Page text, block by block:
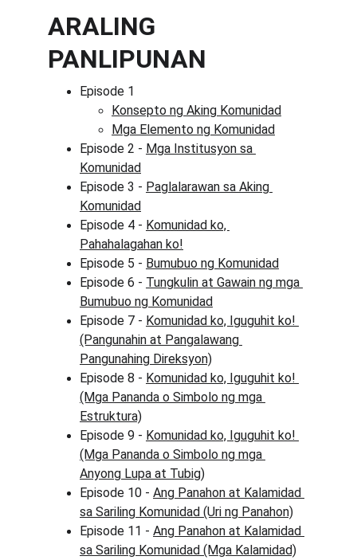
ARALING
PANLIPUNAN
Episode 1
Konsepto ng Aking Komunidad
Mga Elemento ng Komunidad
Episode 2 - Mga Institusyon sa
Komunidad
Episode 3 - Paglalarawan sa Aking
Komunidad
Episode 4 - Komunidad ko,
Pahahalagahan ko!
Episode 5 - Bumubuo ng Komunidad
Episode 6 - Tungkulin at Gawain ng mga
Bumubuo ng Komunidad
Episode 7 - Komunidad ko, Iguguhit ko!
(Pangunahin at Pangalawang
Pangunahing Direksyon)
Episode 8 - Komunidad ko, Iguguhit ko!
(Mga Pananda o Simbolo ng mga
Estruktura)
Episode 9 - Komunidad ko, Iguguhit ko!
(Mga Pananda o Simbolo ng mga
Anyong Lupa at Tubig)
Episode 10 - Ang Panahon at Kalamidad
sa Sariling Komunidad (Uri ng Panahon)
Episode 11 - Ang Panahon at Kalamidad
sa Sariling Komunidad (Mga Kalamidad)